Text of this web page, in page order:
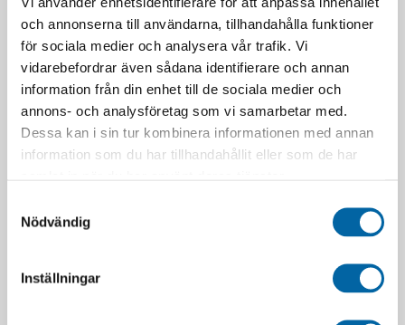
och annonserna till användarna, tillhandahålla funktioner
för sociala medier och analysera vår trafik. Vi
vidarebefordrar även sådana identifierare och annan
information från din enhet till de sociala medier och
annons- och analysföretag som vi samarbetar med.
Dessa kan i sin tur kombinera informationen med annan
information som du har tillhandahållit eller som de har
Nödvändig
Inställningar
RELATERADE PRODUKTER